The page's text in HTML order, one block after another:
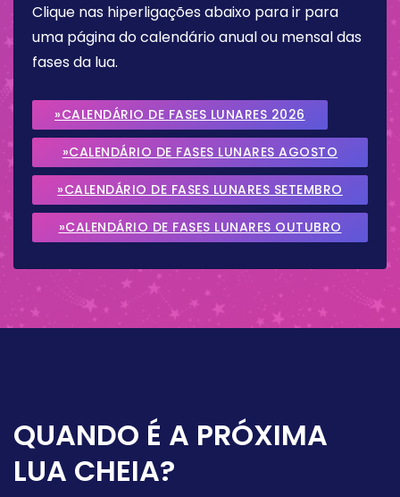
Clique nas hiperligações abaixo para ir para
uma página do calendário anual ou mensal das
fases da lua.
»CALENDÁRIO DE FASES LUNARES 2026
»CALENDÁRIO DE FASES LUNARES AGOSTO
2026
»CALENDÁRIO DE FASES LUNARES SETEMBRO
2026
»CALENDÁRIO DE FASES LUNARES OUTUBRO
QUANDO É A PRÓXIMA
LUA CHEIA?